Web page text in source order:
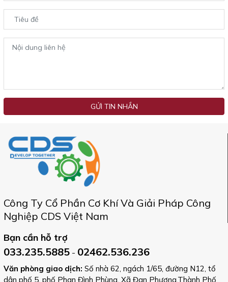
GỬI TIN NHẮN
Công Ty Cổ Phần Cơ Khí Và Giải Pháp Công
Nghiệp CDS Việt Nam
Bạn cần hỗ trợ
033.235.5885 - 02462.536.236
Văn phòng giao dịch: Số nhà 62, ngách 1/65, đường N12, tổ
dân phố 5, phố Phan Đình Phùng, Xã Đan Phượng,Thành Phố